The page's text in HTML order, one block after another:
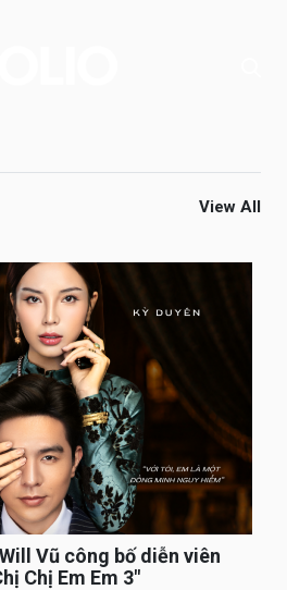
View All
Vũ công bố diễn viên
Chị Em Em 3″